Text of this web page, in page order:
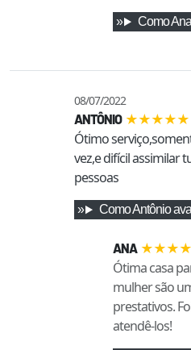
ComoAna
08/07/2022
ANTÔNIO ★★★★★
Ótimo
vez,e difícil assimilar
pessoas
ComoAntônio
ANA ★★★★
Ótima casa
mulher são
prestativos.
atendê-los!